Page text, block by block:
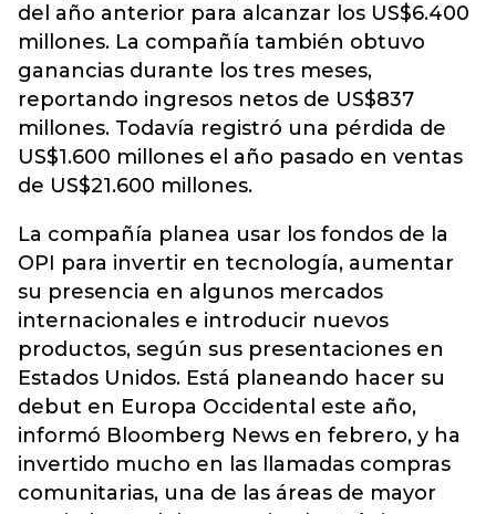
del año anterior para alcanzar los US$6.400
millones. La compañía también obtuvo
ganancias durante los tres meses,
reportando ingresos netos de US$837
millones. Todavía registró una pérdida de
US$1.600 millones el año pasado en ventas
de US$21.600 millones.
La compañía planea usar los fondos de la
OPI para invertir en tecnología, aumentar
su presencia en algunos mercados
internacionales e introducir nuevos
productos, según sus presentaciones en
Estados Unidos. Está planeando hacer su
debut en Europa Occidental este año,
informó Bloomberg News en febrero, y ha
invertido mucho en las llamadas compras
comunitarias, una de las áreas de mayor